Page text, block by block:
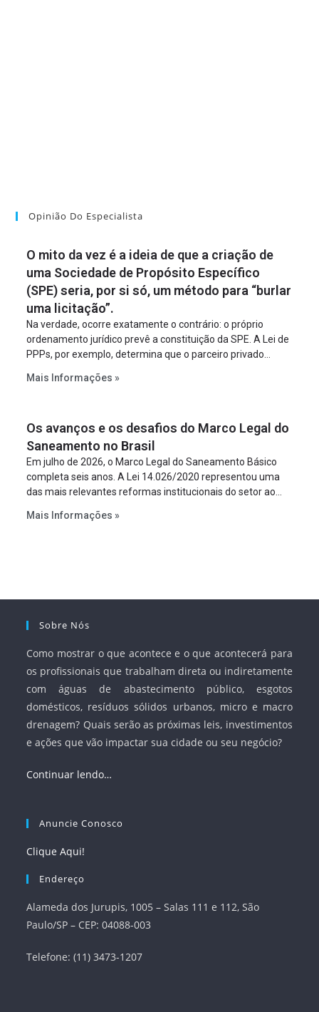
Opinião Do Especialista
O mito da vez é a ideia de que a criação de
uma Sociedade de Propósito Específico
(SPE) seria, por si só, um método para “burlar
uma licitação”.
Na verdade, ocorre exatamente o contrário: o próprio
ordenamento jurídico prevê a constituição da SPE. A Lei de
PPPs, por exemplo, determina que o parceiro privado
empreendimento. Ou seja, a suposta “fraude à licitação” é
projeto a projeto.
Mais Informações »
Os avanços e os desafios do Marco Legal do
Saneamento no Brasil
Em julho de 2026, o Marco Legal do Saneamento Básico
completa seis anos. A Lei 14.026/2020 representou uma
das mais relevantes reformas institucionais do setor ao
serviços, ampliar a participação da iniciativa privada,
Mais Informações »
Sobre Nós
Como mostrar o que acontece e o que acontecerá para
os profissionais que trabalham direta ou indiretamente
com águas de abastecimento público, esgotos
domésticos, resíduos sólidos urbanos, micro e macro
drenagem? Quais serão as próximas leis, investimentos
e ações que vão impactar sua cidade ou seu negócio?
Continuar lendo…
Anuncie Conosco
Clique Aqui!
Endereço
Alameda dos Jurupis, 1005 – Salas 111 e 112, São
Paulo/SP – CEP: 04088-003
Telefone: (11) 3473-1207